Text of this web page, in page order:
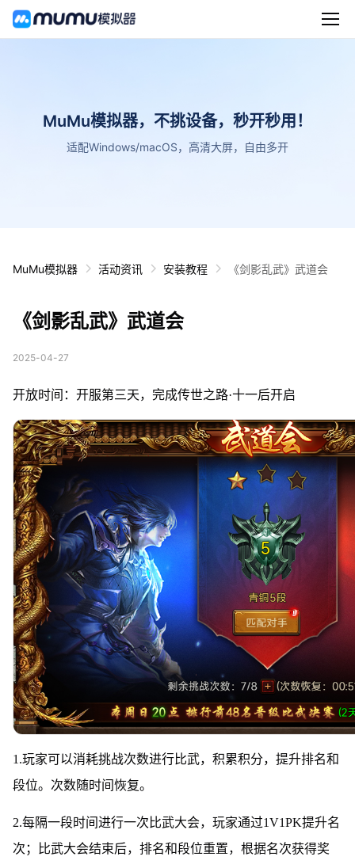
MuMu模拟器，不挑设备，秒开秒用！
适配Windows/macOS，高清大屏，自由多开
MuMu模拟器 活动资讯 安装教程 《剑影乱武》武道会
《剑影乱武》武道会
2025-04-27
开放时间：开服第三天，完成传世之路·十一后开启
1.玩家可以消耗挑战次数进行比武，积累积分，提升排名和
段位。次数随时间恢复。
2.每隔一段时间进行一次比武大会，玩家通过1V1PK提升名
次；比武大会结束后，排名和段位重置，根据名次获得奖